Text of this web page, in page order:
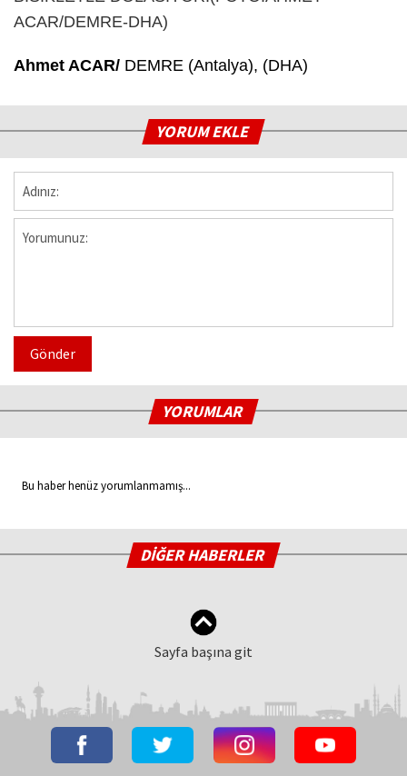
Ahmet ACAR/ DEMRE (Antalya), (DHA)
YORUM EKLE
Gönder
YORUMLAR
Bu haber henüz yorumlanmamış...
DİĞER HABERLER
Sayfa başına git